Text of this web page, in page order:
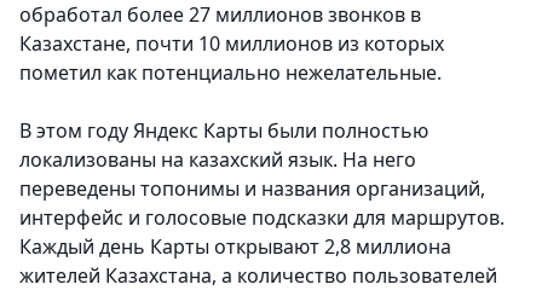
обработал более 27 миллионов звонков в
Казахстане, почти 10 миллионов из которых
пометил как потенциально нежелательные.
В этом году Яндекс Карты были полностью
локализованы на казахский язык. На него
переведены топонимы и названия организаций,
интерфейс и голосовые подсказки для маршрутов.
Каждый день Карты открывают 2,8 миллиона
жителей Казахстана, а количество пользователей